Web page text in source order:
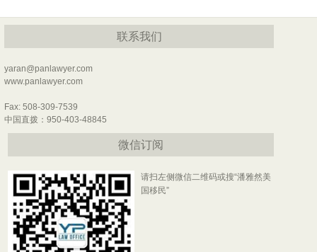
联系我们
yaran@panlawyer.com
www.panlawyer.com
Fax: 508-309-7539
中国直拨：950-403-48845
微信订阅
请扫左侧微信二维码或搜“潘雅然美
国移民”